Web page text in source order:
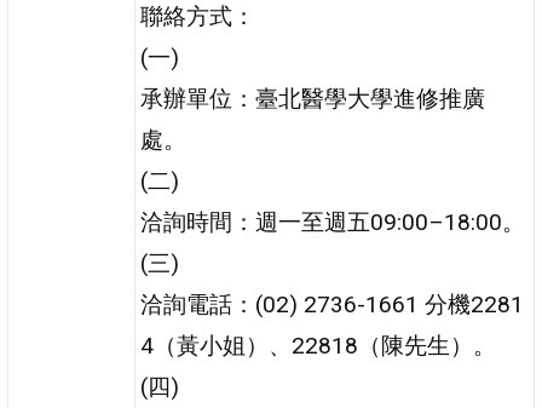
聯絡方式：
(一)
承辦單位：臺北醫學大學進修推廣
處。
(二)
洽詢時間：週一至週五09:00–18:00。
(三)
洽詢電話：(02) 2736-1661 分機2281
4（黃小姐）、22818（陳先生）。
(四)